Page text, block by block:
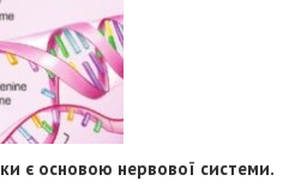
є основою нервової системи.